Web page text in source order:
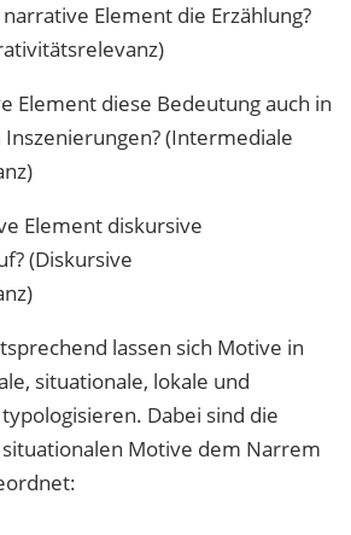
Element die Erzählung?
Element diese Bedeutung auch in
(Intermediale
Element diskursive
(Diskursive
lassen sich Motive in
situationale, lokale und
Dabei sind die
Motive dem Narrem